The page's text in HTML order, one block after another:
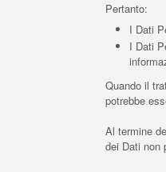
Pertanto:
I Dati
I Dati
Quando il
potrebbe
Al termine
dei Dati non